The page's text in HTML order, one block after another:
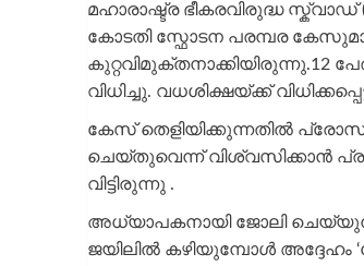
മഹാരാഷ്ട്ര ഭീകരവിരുദ്ധ
കോടതി സ്ഫോടന പരമ്പര
കുറ്റവിമുക്തനാക്കിയിരുന്നു.12
വിധിച്ചു. വധശിക്ഷയ്ക്ക്
കേസ് തെളിയിക്കുന്നതിൽ
ചെയ്തുവെന്ന് വിശ്വസിക്കാൻ
വിട്ടിരുന്നു .
അധ്യാപകനായി ജോലി
ജയിലിൽ കഴിയുമ്പോൾ